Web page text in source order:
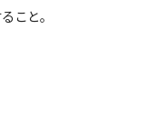
こと。